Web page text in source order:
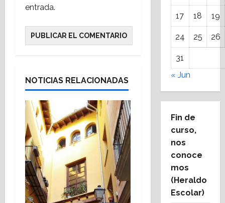
entrada.
NOTICIAS RELACIONADAS
17 18 19
24 25 26
31
« Jun
Fin de
curso,
nos
conoce
mos
(Heraldo
Escolar)